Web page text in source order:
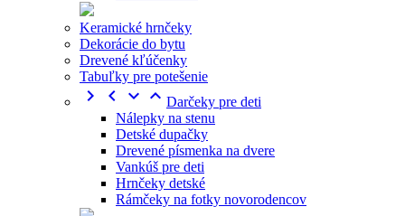
Keramické hrnčeky
Dekorácie do bytu
Drevené kľúčenky
Tabuľky pre potešenie
    Darčeky pre deti
Nálepky na stenu
Detské dupačky
Drevené písmenka na dvere
Vankúš pre deti
Hrnčeky detské
Rámčeky na fotky novorodencov